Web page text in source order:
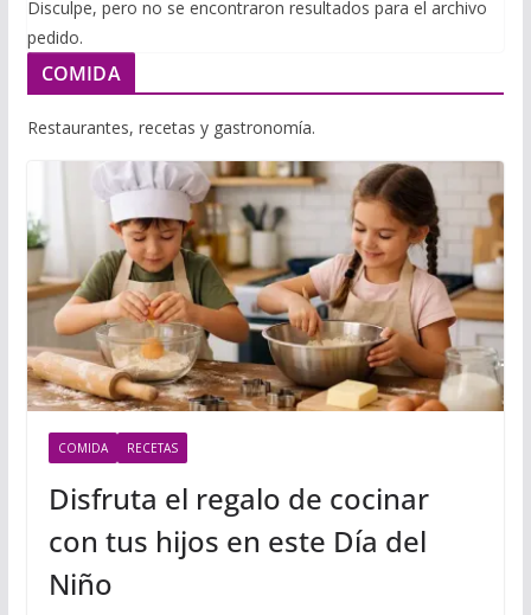
Disculpe, pero no se encontraron resultados para el archivo
pedido.
COMIDA
Restaurantes, recetas y gastronomía.
COMIDA RECETAS
Disfruta el regalo de cocinar
con tus hijos en este Día del
Niño
m
a
t
i